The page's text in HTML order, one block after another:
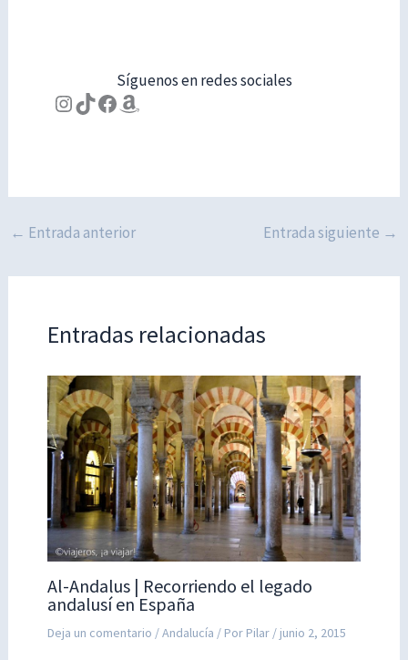
Síguenos en redes sociales
Instagram
TikTok
Facebook
Amazon
← Entrada anterior Entrada siguiente →
Entradas relacionadas
Al-Andalus | Recorriendo el legado
andalusí en España
Deja un comentario /Andalucía / Por Pilar / junio 2, 2015